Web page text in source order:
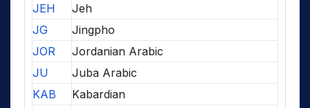
JEH
Jeh
JG
Jingpho
JOR
Jordanian Arabic
JU
Juba Arabic
KAB
Kabardian